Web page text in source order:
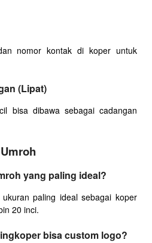
nomor kontak di koper untuk
(Lipat)
bisa dibawa sebagai cadangan
yang paling ideal?
paling ideal sebagai koper
20 inci.
bisa custom logo?